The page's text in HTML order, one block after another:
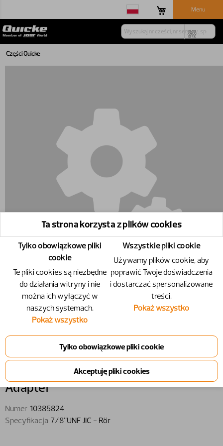
Menu
Części Quicke
10385824 - Adapter - 7/8"UNF JIC -
Rör
Adapter
Numer 10385824
Specyfikacja 7/8"UNF JIC - Rör
Ta strona korzysta z plików cookies
Tylko obowiązkowe pliki
cookie
Te pliki cookies są niezbędne
do działania witryny i nie
można ich wyłączyć w
naszych systemach.
Pokaż wszystko
Wszystkie pliki cookie
Używamy plików cookie, aby
poprawić Twoje doświadczenia
i dostarczać spersonalizowane
treści.
Pokaż wszystko